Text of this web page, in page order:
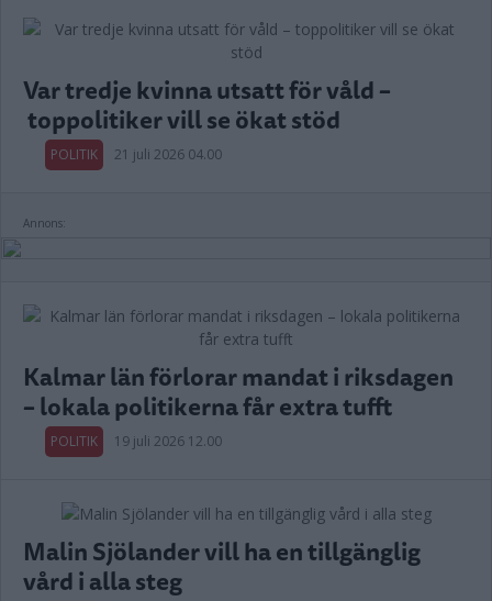
Var tredje kvinna utsatt för våld –
toppolitiker vill se ökat stöd
POLITIK 21 juli 2026 04.00
Annons:
Kalmar län förlorar mandat i riksdagen
– lokala politikerna får extra tufft
POLITIK 19 juli 2026 12.00
Malin Sjölander vill ha en tillgänglig
vård i alla steg